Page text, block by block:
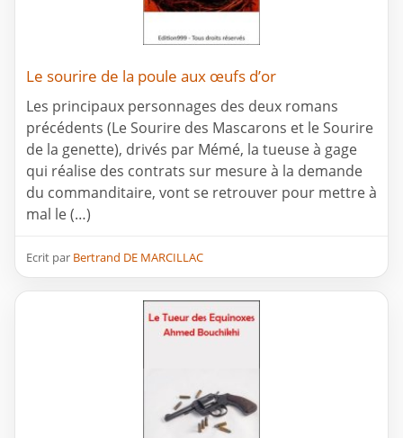
Le sourire de la poule aux œufs d’or
Les principaux personnages des deux romans
précédents (Le Sourire des Mascarons et le Sourire
de la genette), drivés par Mémé, la tueuse à gage
qui réalise des contrats sur mesure à la demande
du commanditaire, vont se retrouver pour mettre à
mal le (…)
Ecrit par Bertrand DE MARCILLAC